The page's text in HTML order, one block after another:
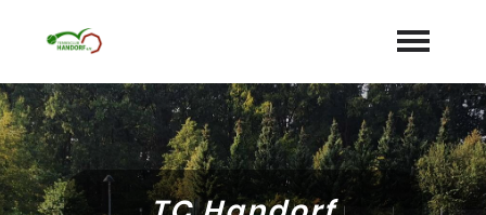
Startseite
Aktuelles